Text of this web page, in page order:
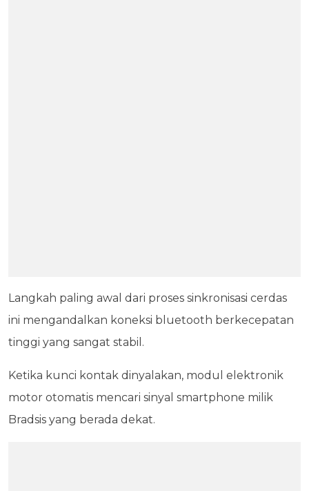
Langkah paling awal dari proses sinkronisasi cerdas
ini mengandalkan koneksi bluetooth berkecepatan
tinggi yang sangat stabil.
Ketika kunci kontak dinyalakan, modul elektronik
motor otomatis mencari sinyal smartphone milik
Bradsis yang berada dekat.